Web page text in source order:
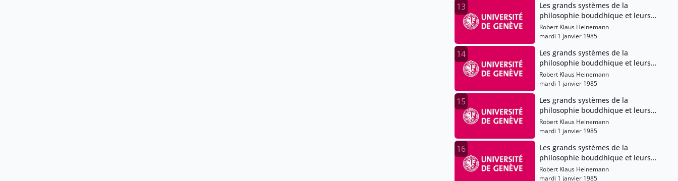
13
Les grands systèmes de la
philosophie bouddhique et leurs
évolutions dans le bouddhisme
japonais
Robert Klaus Heinemann
mardi 1 janvier 1985
14
Les grands systèmes de la
philosophie bouddhique et leurs
évolutions dans le bouddhisme
japonais
Robert Klaus Heinemann
mardi 1 janvier 1985
15
Les grands systèmes de la
philosophie bouddhique et leurs
évolutions dans le bouddhisme
japonais
Robert Klaus Heinemann
mardi 1 janvier 1985
16
Les grands systèmes de la
philosophie bouddhique et leurs
évolutions dans le bouddhisme
japonais
Robert Klaus Heinemann
mardi 1 janvier 1985